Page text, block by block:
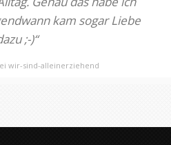
kam sogar Liebe
;-)“
wir-sind-alleinerziehend